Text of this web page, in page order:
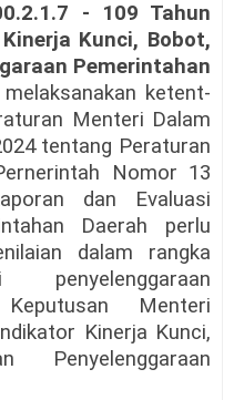
- 109 Tahun
Kunci, Bobot,
Pemerintahan
ketent-
Menteri Dalam
tentang Peraturan
Nomor 13
dan Evaluasi
Daerah perlu
dalam rangka
penyelenggaraan
Menteri
Kinerja Kunci,